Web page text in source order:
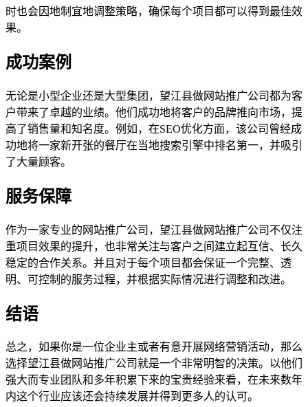
时也会因地制宜地调整策略，确保每个项目都可以得到最佳效
果。
成功案例
无论是小型企业还是大型集团，望江县做网站推广公司都为客
户带来了卓越的业绩。他们成功地将客户的品牌推向市场，提
高了销售量和知名度。例如，在SEO优化方面，该公司曾经成
功地将一家新开张的餐厅在当地搜索引擎中排名第一，并吸引
了大量顾客。
服务保障
作为一家专业的网站推广公司，望江县做网站推广公司不仅注
重项目效果的提升，也非常关注与客户之间建立起互信、长久
稳定的合作关系。并且对于每个项目都会保证一个完整、透
明、可控制的服务过程，并根据实际情况进行调整和改进。
结语
总之，如果你是一位企业主或者有意开展网络营销活动，那么
选择望江县做网站推广公司就是一个非常明智的决策。以他们
强大而专业团队和多年积累下来的宝贵经验来看，在未来数年
内这个行业应该还会持续发展并得到更多人的认可。